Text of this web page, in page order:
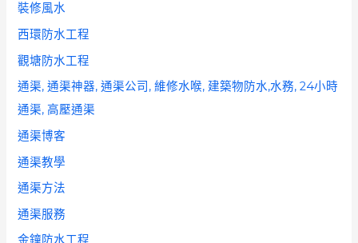
裝修風水
西環防水工程
觀塘防水工程
通渠, 通渠神器, 通渠公司, 維修水喉, 建築物防水,水務, 24小時
通渠, 高壓通渠
通渠博客
通渠教學
通渠方法
通渠服務